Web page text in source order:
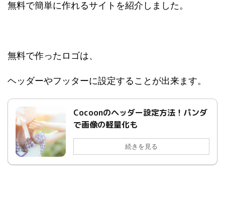
無料で簡単に作れるサイトを紹介しました。
無料で作ったロゴは、
ヘッダーやフッターに設定することが出来ます。
Cocoonのヘッダー設定方法！パンダ
で画像の軽量化も
続きを見る